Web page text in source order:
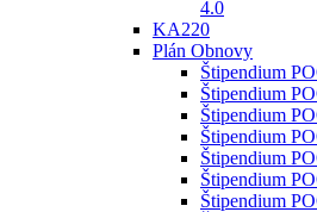
4.0
KA220
Plán Obnovy
Štipendium
Štipendium
Štipendium
Štipendium
Štipendium
Štipendium
Štipendium